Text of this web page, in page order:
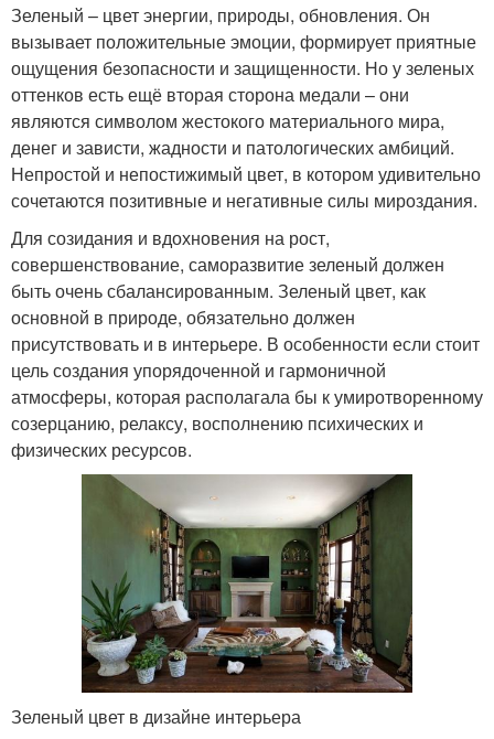
Зеленый – цвет энергии, природы, обновления. Он
вызывает положительные эмоции, формирует приятные
ощущения безопасности и защищенности. Но у зеленых
оттенков есть ещё вторая сторона медали – они
являются символом жестокого материального мира,
денег и зависти, жадности и патологических амбиций.
Непростой и непостижимый цвет, в котором удивительно
сочетаются позитивные и негативные силы мироздания.
Для созидания и вдохновения на рост,
совершенствование, саморазвитие зеленый должен
быть очень сбалансированным. Зеленый цвет, как
основной в природе, обязательно должен
присутствовать и в интерьере. В особенности если стоит
цель создания упорядоченной и гармоничной
атмосферы, которая располагала бы к умиротворенному
созерцанию, релаксу, восполнению психических и
физических ресурсов.
Зеленый цвет в дизайне интерьера